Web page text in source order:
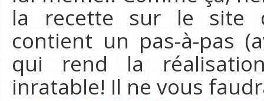
la recette sur le site
contient un pas-à-pas
qui rend la
inratable! Il ne vous